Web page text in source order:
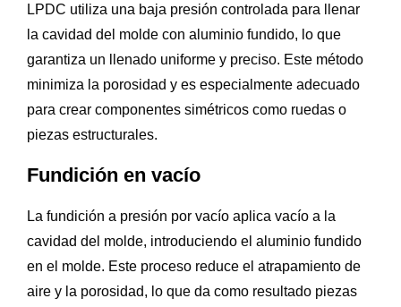
LPDC utiliza una baja presión controlada para llenar
la cavidad del molde con aluminio fundido, lo que
garantiza un llenado uniforme y preciso. Este método
minimiza la porosidad y es especialmente adecuado
para crear componentes simétricos como ruedas o
piezas estructurales.
Fundición en vacío
La fundición a presión por vacío aplica vacío a la
cavidad del molde, introduciendo el aluminio fundido
en el molde. Este proceso reduce el atrapamiento de
aire y la porosidad, lo que da como resultado piezas